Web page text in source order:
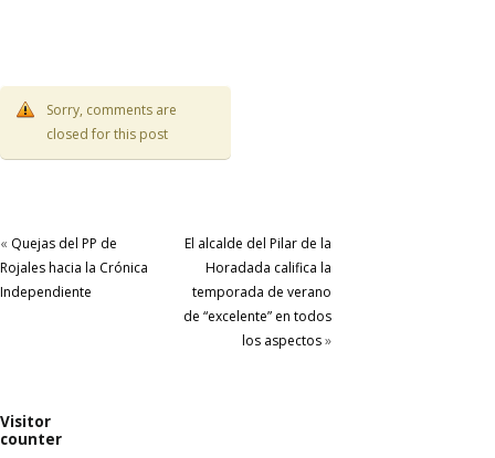
Sorry, comments are
closed for this post
« Quejas del PP de
Rojales hacia la Crónica
Independiente
El alcalde del Pilar de la
Horadada califica la
temporada de verano
de “excelente” en todos
los aspectos»
Visitor
counter